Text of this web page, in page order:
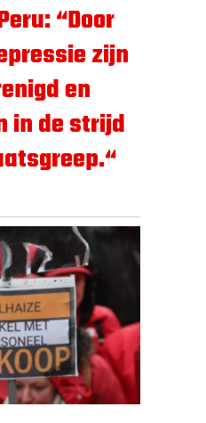
“Door
zijn
en
in de strijd